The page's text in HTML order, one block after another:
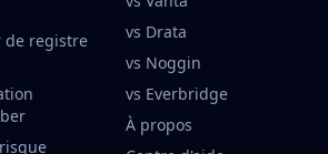
de registre
vs Drata
vs Noggin
vs Everbridge
À propos